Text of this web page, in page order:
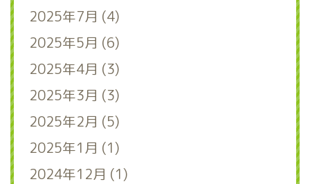
2025年7月 (4)
2025年5月 (6)
2025年4月 (3)
2025年3月 (3)
2025年2月 (5)
2025年1月 (1)
2024年12月 (1)